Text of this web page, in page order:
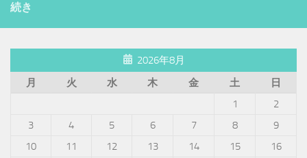
続き
2026年8月
月
火 水 木 金 土
日
1
2
3
4 5 6 7 8
9
10
11 12 13 14 15
16